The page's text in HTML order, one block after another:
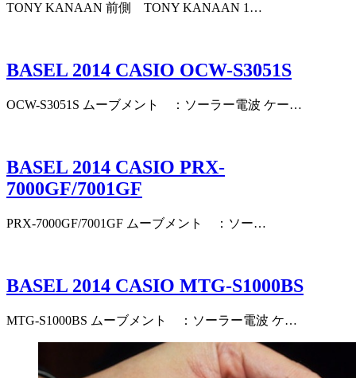
TONY KANAAN 前側 TONY KANAAN 1…
BASEL 2014 CASIO OCW-S3051S
OCW-S3051S ムーブメント ：ソーラー電波 ケー…
BASEL 2014 CASIO PRX-
7000GF/7001GF
PRX-7000GF/7001GF ムーブメント ：ソー…
BASEL 2014 CASIO MTG-S1000BS
MTG-S1000BS ムーブメント ：ソーラー電波 ケ…